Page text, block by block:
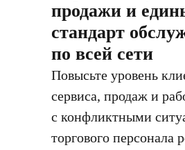
продажи и
стандарт
по всей сети
Повысьте уровень
сервиса, продаж и
с конфликтными
торгового персонала